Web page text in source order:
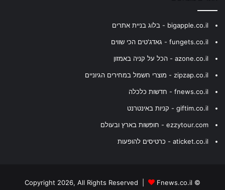
bigapple.co.il - בלוג בניית אתרים
fungets.co.il - גאדג'טים הכי שווים
azone.co.il - הכל על קניה באמזון
zipzap.co.il - מוצרי חשמל במחירים הגיוניים
fnews.co.il - חדשות כלכלה
giftim.co.il - קניות באינטרנט
ezzytour.com - חופשות בארץ ובעולם
aticket.co.il - כרטיסים להופעות
© Copyright 2026, All Rights Reserved |
Fnews.co.il